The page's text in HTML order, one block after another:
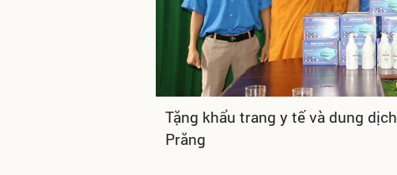
Tặng khẩu trang y tế và dung
Prăng